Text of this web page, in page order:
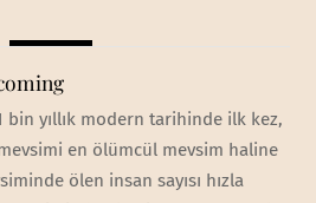
bin yıllık modern tarihinde ilk kez,
en ölümcül mevsim haline
ölen insan sayısı hızla